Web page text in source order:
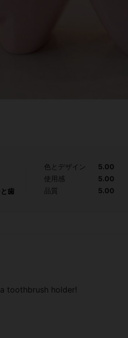
歯
色とデザイン
5.00
使用感
5.00
品質
5.00
toothbrush holder!